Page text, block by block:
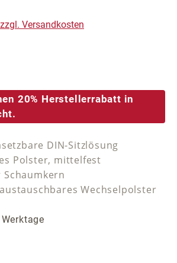
Versandkosten
von 5 von 5 Sternen
20% Herstellerrabatt in
DIN-Sitzlösung
Polster, mittelfest
Wechselpolster